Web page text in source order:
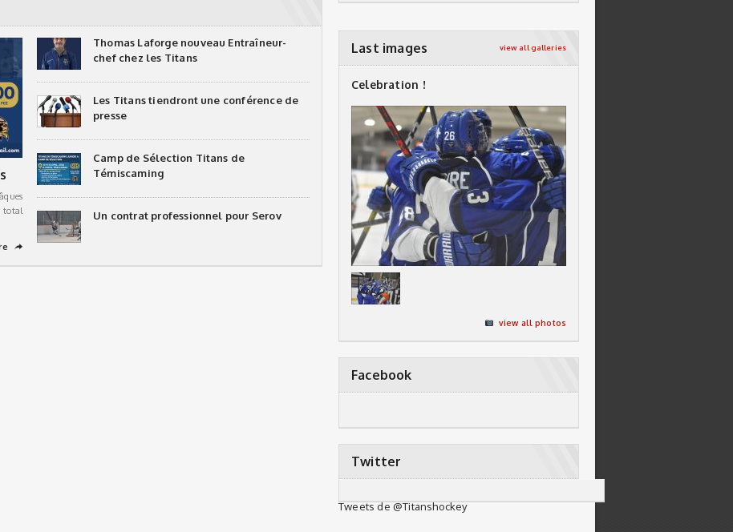
total
➦
Thomas Laforge nouveau Entraîneur-
chef chez les Titans
Les Titans tiendront une conférence de
presse
Camp de Sélection Titans de
Témiscaming
Un contrat professionnel pour Serov
Last images view all galleries
Celebration !
view all photos
Facebook
Twitter
Tweets de @Titanshockey